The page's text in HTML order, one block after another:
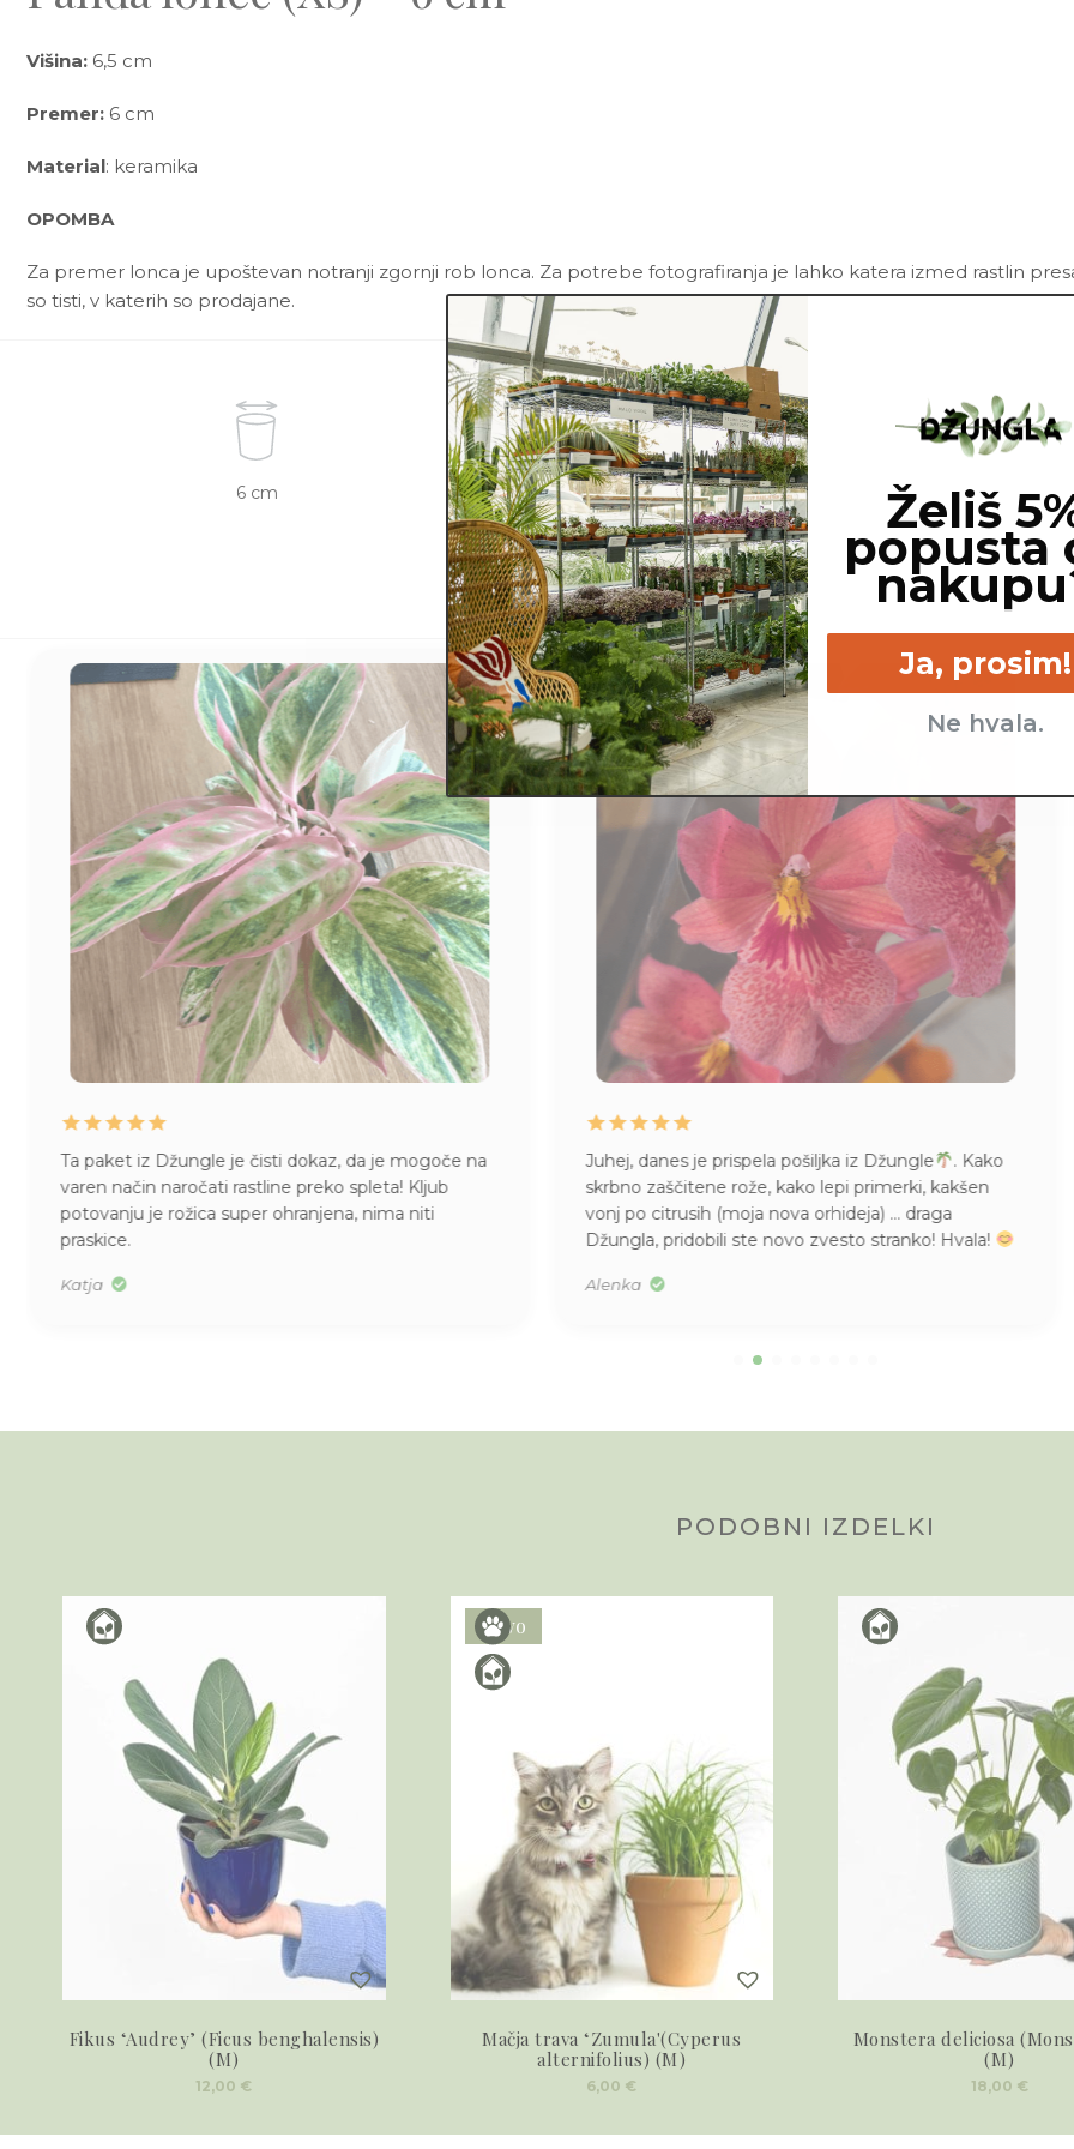
Višina: 6,5 cm
Premer: 6 cm
Material: keramika
OPOMBA
Za premer lonca je upoštevan notranji zgornji rob lonca. Za potrebe fotografiranja je lahko katera izmed rastlin
so tisti, v katerih so prodajane.
6 cm
Ta paket iz Džungle je čisti dokaz, da je mogoče na
varen način naročati rastline preko spleta! Kljub
potovanju je rožica super ohranjena, nima niti
praskice.
Katja
Juhej, danes je prispela pošiljka iz Džungle
. Kako
skrbno zaščitene rože, kako lepi primerki, kakšen
vonj po citrusih (moja nova orhideja) … draga
Džungla, pridobili ste novo zvesto stranko! Hvala!
Alenka
PODOBNI IZDELKI
Fikus ‘Audrey’ (Ficus benghalensis)
(M)
12,00 €
Novo
Mačja trava ‘Zumula'(Cyperus
alternifolius) (M)
6,00 €
Monstera deliciosa
(M)
18,00 €
Želiš
popusta
Ja, prosim!
Ne hvala.